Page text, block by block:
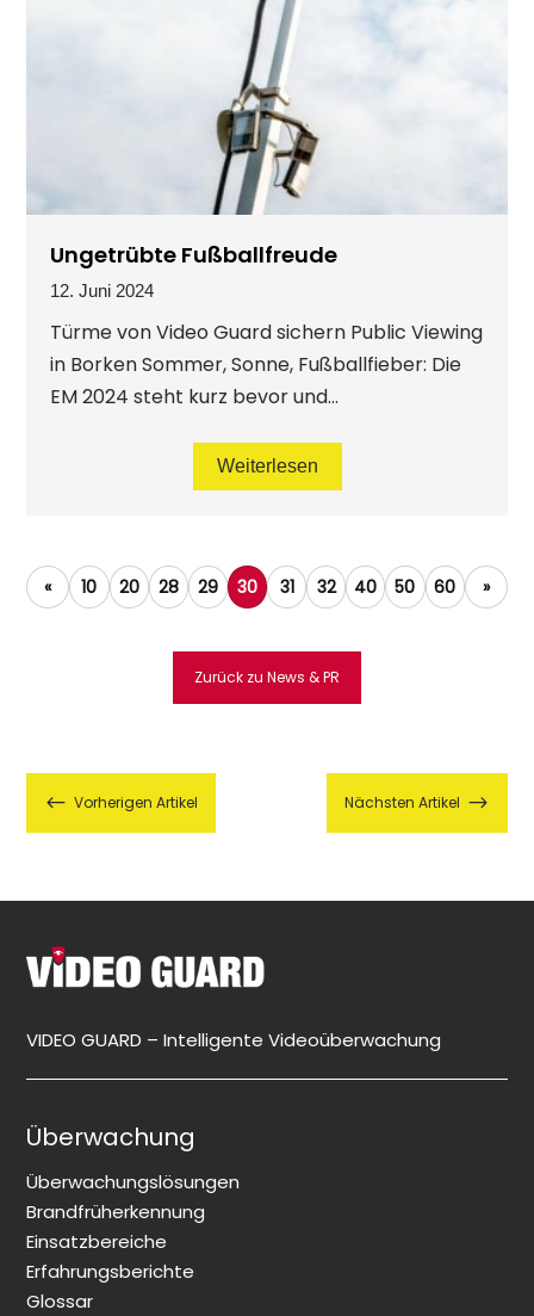
Ungetrübte Fußballfreude
12. Juni 2024
Türme von Video Guard sichern Public Viewing
in Borken Sommer, Sonne, Fußballfieber: Die
EM 2024 steht kurz bevor und...
Weiterlesen
« 10 20 28 29 30 31 32 40 50 60 »
Zurück zu News & PR
# Vorherigen Artikel Nächsten Artikel $
VIDEO GUARD – Intelligente Videoüberwachung
Überwachung
Überwachungslösungen
Brandfrüherkennung
Einsatzbereiche
Erfahrungsberichte
Glossar